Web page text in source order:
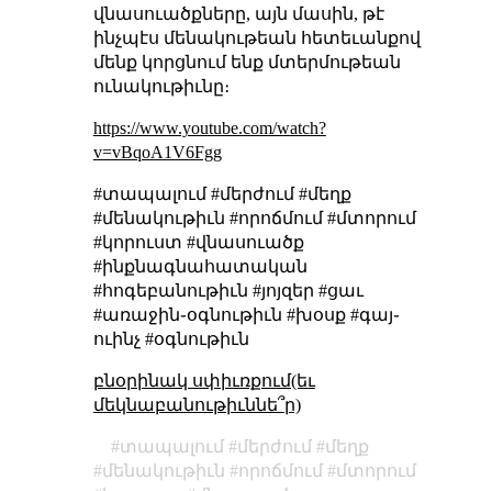
վնասուածքները, այն մասին, թէ
ինչպէս մենակութեան հետեւանքով
մենք կորցնում ենք մտերմութեան
ունակութիւնը։
https://www.youtube.com/watch?
v=vBqoA1V6Fgg
#տապալում #մերժում #մեղք
#մենակութիւն #որոճմում #մտորում
#կորուստ #վնասուածք
#ինքնագնահատական
#հոգեբանութիւն #յոյզեր #ցաւ
#առաջին֊օգնութիւն #խօսք #գայ֊
ուինչ #օգնութիւն
բնօրինակ սփիւռքում(եւ
մեկնաբանութիւննե՞ր)
տապալում մերժում
մեղք
մենակութիւն
որոճմում
մտորում